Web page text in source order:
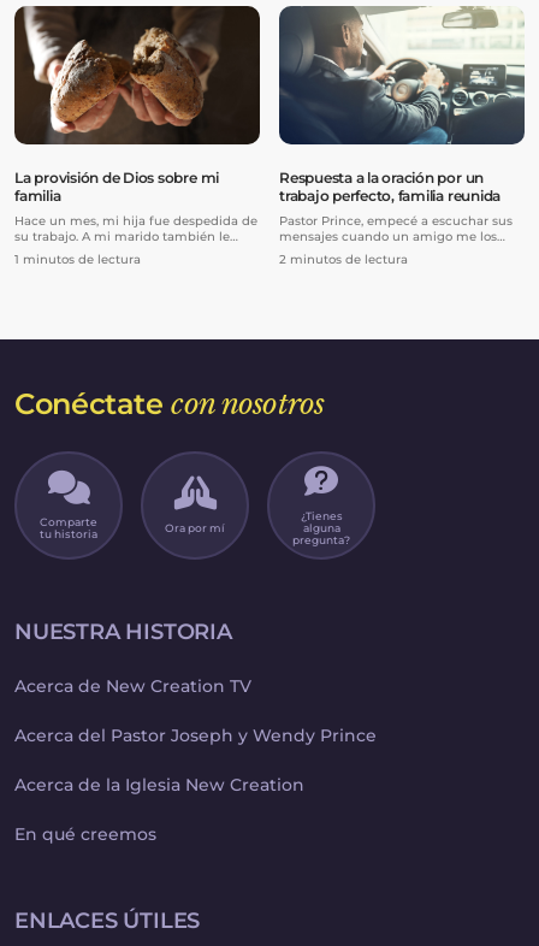
atención. Dijo que el Señor quería sanar
a alguien que estaba preocupado por
perder puñados de cabello todos los
días, y oró para que su cuero cabelludo
fuera sanado.
veces. El futuro parecía sombrío y yo
luchaba contra el miedo y la ansiedad,
sin saber cómo podría pagar las
deudas de la casa o cómo podría
permitirme que mis hijos fueran a la
universidad. Como resultado, luché con
muy mal genio, estrés y pensamientos
depresivos.
La provisión de Dios sobre mi
familia
Hace un mes, mi hija fue despedida de
su trabajo. A mi marido también le
comunicaron a principios de año el
cierre de la empresa en la que
1 minutos de lectura
Respuesta a la oración por un
trabajo perfecto, familia reunida
Pastor Prince, empecé a escuchar sus
mensajes cuando un amigo me los
recomendó. Al principio era escéptico,
pero inmediatamente resonaron en mi
2 minutos de lectura
Conéctatecon nosotros
Comparte
tu historia
Ora por mí
¿Tienes
alguna
pregunta?
NUESTRA HISTORIA
Acerca de New Creation TV
Acerca del Pastor Joseph y Wendy Prince
Acerca de la Iglesia New Creation
En qué creemos
ENLACES ÚTILES